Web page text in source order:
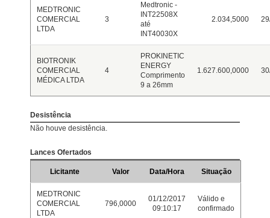
MEDTRONIC
COMERCIAL
LTDA
3
Medtronic -
INT22508X
até
INT40030X
2.034,5000
BIOTRONIK
COMERCIAL
MÉDICA LTDA
4
PROKINETIC
ENERGY
Comprimento
9 a 26mm
1.627.600,0000
Desistência
Não houve desistência.
Lances Ofertados
Licitante Valor Data/Hora Situação
MEDTRONIC
COMERCIAL
LTDA
796,0000
01/12/2017
09:10:17
Válido e
confirmado